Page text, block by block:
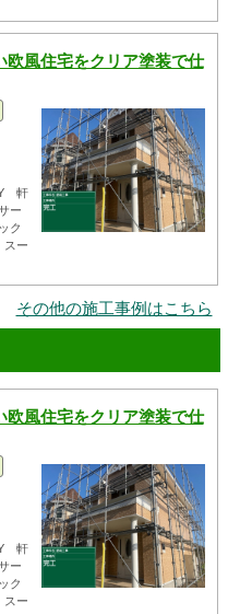
欧風住宅をクリア塗装で仕
軒
ー
ク
スー
その他の施工事例はこちら
欧風住宅をクリア塗装で仕
軒
ー
ク
スー